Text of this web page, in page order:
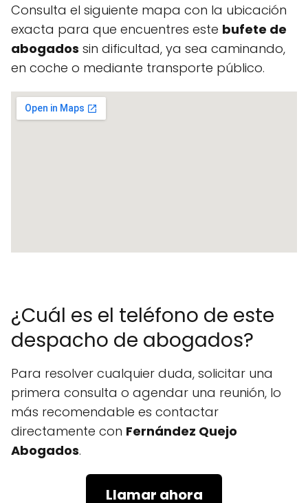
Consulta el siguiente mapa con la ubicación
exacta para que encuentres este bufete de
abogados sin dificultad, ya sea caminando,
en coche o mediante transporte público.
¿Cuál es el teléfono de este
despacho de abogados?
Para resolver cualquier duda, solicitar una
primera consulta o agendar una reunión, lo
más recomendable es contactar
directamente con Fernández Quejo
Abogados.
Llamar ahora